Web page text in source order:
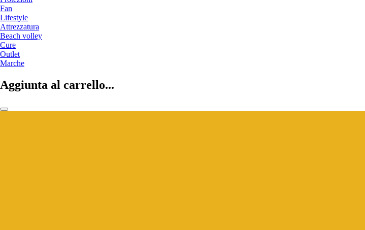
Fan
Lifestyle
Attrezzatura
Beach volley
Cure
Outlet
Marche
Aggiunta al carrello...